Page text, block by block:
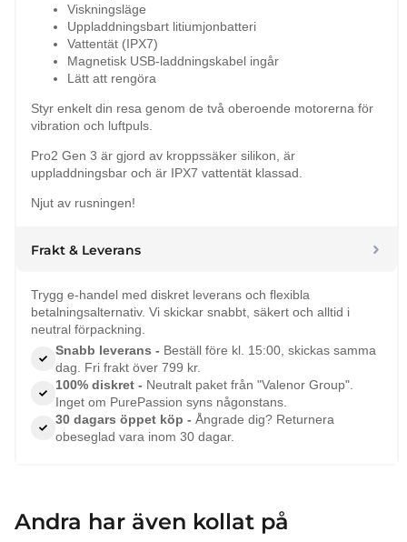
Viskningsläge
Uppladdningsbart litiumjonbatteri
Vattentät (IPX7)
Magnetisk USB-laddningskabel ingår
Lätt att rengöra
Styr enkelt din resa genom de två oberoende motorerna för
vibration och luftpuls.
Pro2 Gen 3 är gjord av kroppssäker silikon, är
uppladdningsbar och är IPX7 vattentät klassad.
Njut av rusningen!
Frakt & Leverans
Trygg e-handel med diskret leverans och flexibla
betalningsalternativ. Vi skickar snabbt, säkert och alltid i
neutral förpackning.
Snabb leverans - Beställ före kl. 15:00, skickas samma
dag. Fri frakt över 799 kr.
100% diskret - Neutralt paket från "Valenor Group".
Inget om PurePassion syns någonstans.
30 dagars öppet köp - Ångrade dig? Returnera
obeseglad vara inom 30 dagar.
Andra har även kollat på